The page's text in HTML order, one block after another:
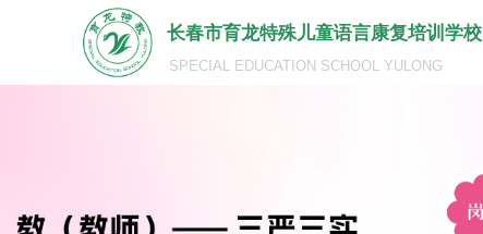
长春市育龙特殊儿童语言康复培训学校
SPECIAL EDUCATION SCHOOL YULONG